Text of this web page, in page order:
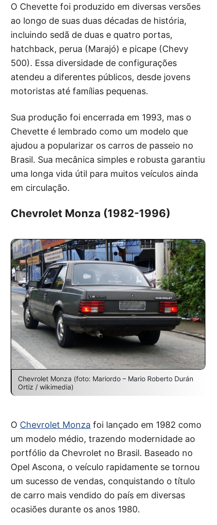
O Chevette foi produzido em diversas versões
ao longo de suas duas décadas de história,
incluindo sedã de duas e quatro portas,
hatchback, perua (Marajó) e picape (Chevy
500). Essa diversidade de configurações
atendeu a diferentes públicos, desde jovens
motoristas até famílias pequenas.
Sua produção foi encerrada em 1993, mas o
Chevette é lembrado como um modelo que
ajudou a popularizar os carros de passeio no
Brasil. Sua mecânica simples e robusta garantiu
uma longa vida útil para muitos veículos ainda
em circulação.
Chevrolet Monza (1982-1996)
Chevrolet Monza (foto: Mariordo – Mario Roberto Durán
Ortiz / wikimedia)
O Chevrolet Monza foi lançado em 1982 como
um modelo médio, trazendo modernidade ao
portfólio da Chevrolet no Brasil. Baseado no
Opel Ascona, o veículo rapidamente se tornou
um sucesso de vendas, conquistando o título
de carro mais vendido do país em diversas
ocasiões durante os anos 1980.